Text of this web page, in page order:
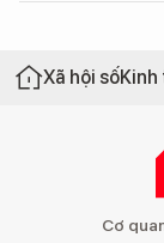
Xã hội sốKinh
Cơ